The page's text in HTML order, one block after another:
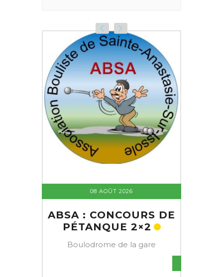
08 AOÛT 2026
ABSA : CONCOURS DE
PÉTANQUE 2×2
Boulodrome de la gare